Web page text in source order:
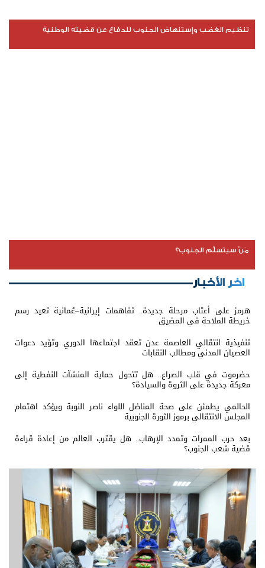
تنظيم الغضب وإستنهاض الجنوب للدفاع عن قضيته الوطنية
مَنْ سيتسلَّم الجنوب؟
اخر الأخبار
هرمز على أعتاب مرحلة جديدة.. تفاهمات إيرانية–عُمانية تعيد رسم
خريطة الملاحة في المضيق
تنفيذية انتقالي العاصمة عدن تعقد اجتماعها الدوري وتؤيد دعوات
العصيان المدني ومطالب النقابات
حضرموت في قلب الصراع.. هل تتحول حماية المنشآت النفطية إلى
معركة جديدة على الثروة والسيادة؟
الحالمي يطمئن على صحة المناضل اللواء ناصر النوبة ويؤكد اهتمام
المجلس الانتقالي برموز الثورة الجنوبية
بعد حرب الممرات وتمدد الإرهاب.. هل يقترب العالم من إعادة قراءة
قضية شعب الجنوب؟